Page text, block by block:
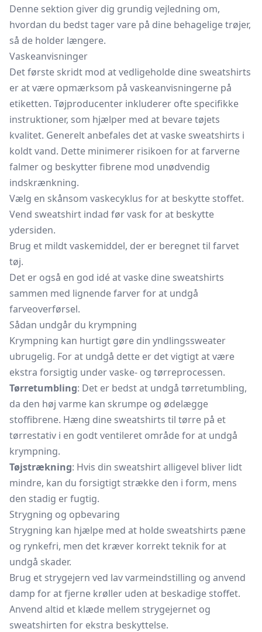
Denne sektion giver dig grundig vejledning om,
hvordan du bedst tager vare på dine behagelige trøjer,
så de holder længere.
Vaskeanvisninger
Det første skridt mod at vedligeholde dine sweatshirts
er at være opmærksom på vaskeanvisningerne på
etiketten. Tøjproducenter inkluderer ofte specifikke
instruktioner, som hjælper med at bevare tøjets
kvalitet. Generelt anbefales det at vaske sweatshirts i
koldt vand. Dette minimerer risikoen for at farverne
falmer og beskytter fibrene mod unødvendig
indskrænkning.
Vælg en skånsom vaskecyklus for at beskytte stoffet.
Vend sweatshirt indad før vask for at beskytte
ydersiden.
Brug et mildt vaskemiddel, der er beregnet til farvet
tøj.
Det er også en god idé at vaske dine sweatshirts
sammen med lignende farver for at undgå
farveoverførsel.
Sådan undgår du krympning
Krympning kan hurtigt gøre din yndlingssweater
ubrugelig. For at undgå dette er det vigtigt at være
ekstra forsigtig under vaske- og tørreprocessen.
Tørretumbling: Det er bedst at undgå tørretumbling,
da den høj varme kan skrumpe og ødelægge
stoffibrene. Hæng dine sweatshirts til tørre på et
tørrestativ i en godt ventileret område for at undgå
krympning.
Tøjstrækning: Hvis din sweatshirt alligevel bliver lidt
mindre, kan du forsigtigt strække den i form, mens
den stadig er fugtig.
Strygning og opbevaring
Strygning kan hjælpe med at holde sweatshirts pæne
og rynkefri, men det kræver korrekt teknik for at
undgå skader.
Brug et strygejern ved lav varmeindstilling og anvend
damp for at fjerne krøller uden at beskadige stoffet.
Anvend altid et klæde mellem strygejernet og
sweatshirten for ekstra beskyttelse.